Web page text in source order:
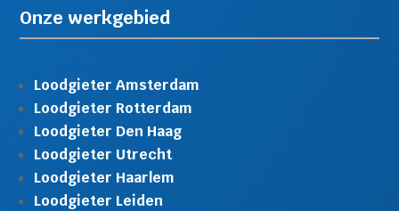
Onze werkgebied
Loodgieter Amsterdam
Loodgieter Rotterdam
Loodgieter Den Haag
Loodgieter Utrecht
Loodgieter Haarlem
Loodgieter Leiden